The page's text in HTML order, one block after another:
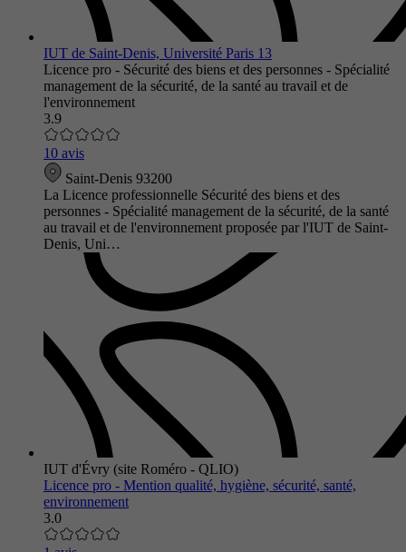
IUT de Saint-Denis, Université Paris 13
Licence pro - Sécurité des biens et des personnes - Spécialité
management de la sécurité, de la santé au travail et de
l'environnement
3.9
10 avis
Saint-Denis 93200
La Licence professionnelle Sécurité des biens et des
personnes - Spécialité management de la sécurité, de la santé
au travail et de l'environnement proposée par l'IUT de Saint-
Denis, Uni…
IUT d'Évry (site Roméro - QLIO)
Licence pro - Mention qualité, hygiène, sécurité, santé,
environnement
3.0